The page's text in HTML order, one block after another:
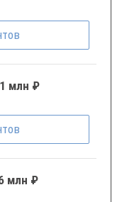
млн ₽
млн ₽